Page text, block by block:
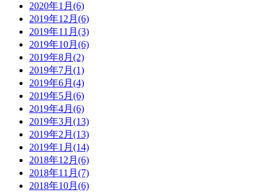
2020年1月(6)
2019年12月(6)
2019年11月(3)
2019年10月(6)
2019年8月(2)
2019年7月(1)
2019年6月(4)
2019年5月(6)
2019年4月(6)
2019年3月(13)
2019年2月(13)
2019年1月(14)
2018年12月(6)
2018年11月(7)
2018年10月(6)